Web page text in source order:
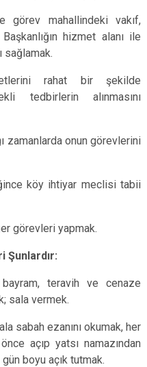
görev mahallindeki vakıf,
hizmet alanı ile
sağlamak.
rahat bir şekilde
tedbirlerin alınmasını
zamanlarda onun görevlerini
köy ihtiyar meclisi tabii
görevleri yapmak.
Şunlardır:
teravih ve cenaze
sala vermek.
sabah ezanını okumak, her
açıp yatsı namazından
boyu açık tutmak.